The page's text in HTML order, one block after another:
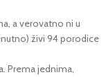
a verovatno ni u
živi 94 porodice
Prema jednima,